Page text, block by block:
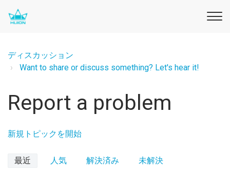
ディスカッション
Want to share or discuss something? Let's hear it!
Report a problem
新規トピックを開始
最近 人気 解決済み 未解決